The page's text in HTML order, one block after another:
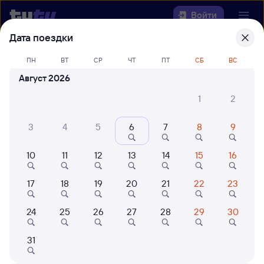
Войти
Выберите день, чтобы найтиж/д
билеты Сенная — Тобольск
42 млн путешествуют с
Когда
Кто едет
Дата поездки
ПН ВТ СР ЧТ ПТ СБ ВС
Август 2026
1
2
3 4 5 6 7 8 9
10 11 12 13 14 15 16
17 18 19 20 21 22 23
24 25 26 27 28 29 30
31